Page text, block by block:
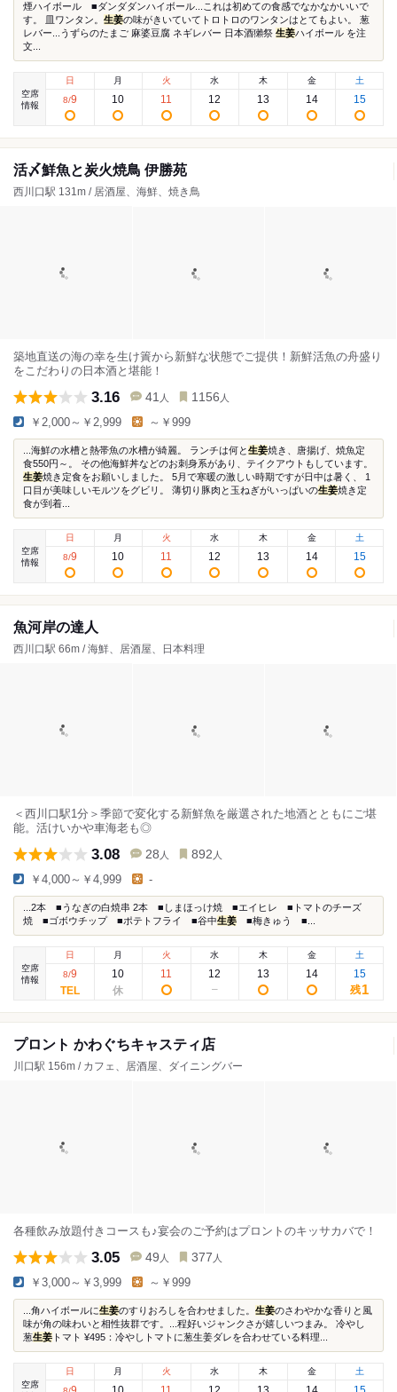
煙ハイボール ■ダンダダンハイボール...これは初めての食感でなかなかいいで
す。 皿ワンタン。 生姜の味がきいていてトロトロのワンタンはとてもよい。 葱
レバー...うずらのたまご 麻婆豆腐 ネギレバー 日本酒獺祭 生姜ハイボール を注
文...
空席
情報
日
8/9
月
10
火
11
水
12
木
13
金
14
土
15
活〆鮮魚と炭火焼鳥 伊勝苑
西川口駅 131m / 居酒屋、海鮮、焼き鳥
築地直送の海の幸を生け簀から新鮮な状態でご提供！新鮮活魚の舟盛り
をこだわりの日本酒と堪能！
3.16 41 人 1156 人
￥2,000～￥2,999 ～￥999
...海鮮の水槽と熱帯魚の水槽が綺麗。 ランチは何と生姜焼き、唐揚げ、焼魚定
食550円～。 その他海鮮丼などのお刺身系があり、テイクアウトもしています。
生姜焼き定食をお願いしました。 5月で寒暖の激しい時期ですが日中は暑く、 1
口目が美味しいモルツをグビリ。 薄切り豚肉と玉ねぎがいっぱいの生姜焼き定
食が到着...
空席
情報
日
8/9
月
10
火
11
水
12
木
13
金
14
土
15
魚河岸の達人
西川口駅 66m / 海鮮、居酒屋、日本料理
＜西川口駅1分＞季節で変化する新鮮魚を厳選された地酒とともにご堪
能。活けいかや車海老も◎
3.08 28 人 892 人
￥4,000～￥4,999 -
...2本 ■うなぎの白焼串 2本 ■しまほっけ焼 ■エイヒレ ■トマトのチーズ
焼 ■ゴボウチップ ■ポテトフライ ■谷中生姜 ■梅きゅう ■...
空席
情報
日
8/9
月
10
火
11
水
12
木
13
金
14
土
15
残1
プロント かわぐちキャスティ店
川口駅 156m / カフェ、居酒屋、ダイニングバー
各種飲み放題付きコースも♪宴会のご予約はプロントのキッサカバで！
3.05 49 人 377 人
￥3,000～￥3,999 ～￥999
...角ハイボールに生姜のすりおろしを合わせました。 生姜のさわやかな香りと風
味が角の味わいと相性抜群です。...程好いジャンクさが嬉しいつまみ。 冷やし
葱生姜 トマト ¥495：冷やしトマトに葱生姜ダレを合わせている料理...
空席
日
月 火 水 木 金 土